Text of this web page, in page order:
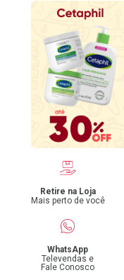
Retire na Loja
Mais perto de você
WhatsApp
Televendas e
Fale Conosco